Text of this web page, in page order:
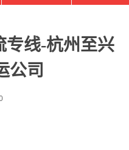
专线-杭州至兴
公司